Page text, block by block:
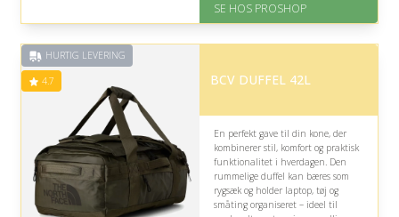
Fremragende Trustpilot rating
SE HOS PROSHOP
HURTIG LEVERING
4.7 BCV DUFFEL 42L
En perfekt gave til din kone, der
kombinerer stil, komfort og praktisk
funktionalitet i hverdagen. Den
rummelige duffel kan bæres som
rygsæk og holder laptop, tøj og
småting organiseret – ideel til